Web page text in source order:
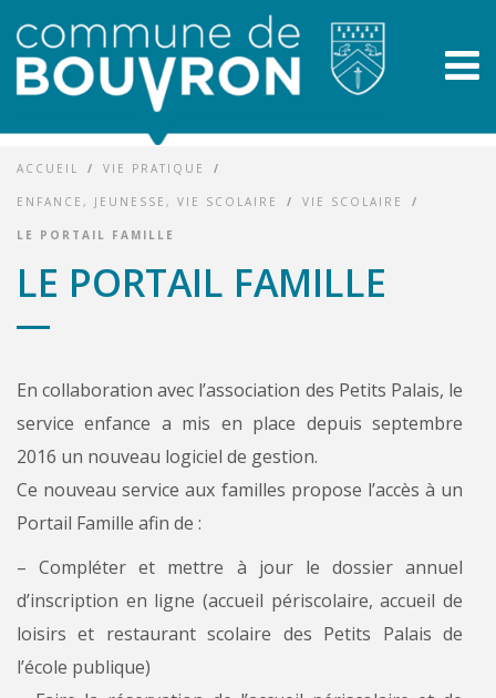
ACCUEIL / VIE PRATIQUE /
ENFANCE, JEUNESSE, VIE SCOLAIRE / VIE SCOLAIRE /
LE PORTAIL FAMILLE
LE PORTAIL FAMILLE
En collaboration avec l’association des Petits Palais, le
service enfance a mis en place depuis septembre
2016 un nouveau logiciel de gestion.
Ce nouveau service aux familles propose l’accès à un
Portail Famille afin de :
– Compléter et mettre à jour le dossier annuel
d’inscription en ligne (accueil périscolaire, accueil de
loisirs et restaurant scolaire des Petits Palais de
l’école publique)